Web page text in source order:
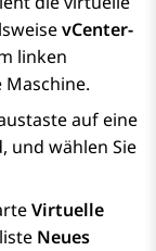
vCenter-
linken
auf eine
und wählen Sie
Virtuelle
Neues